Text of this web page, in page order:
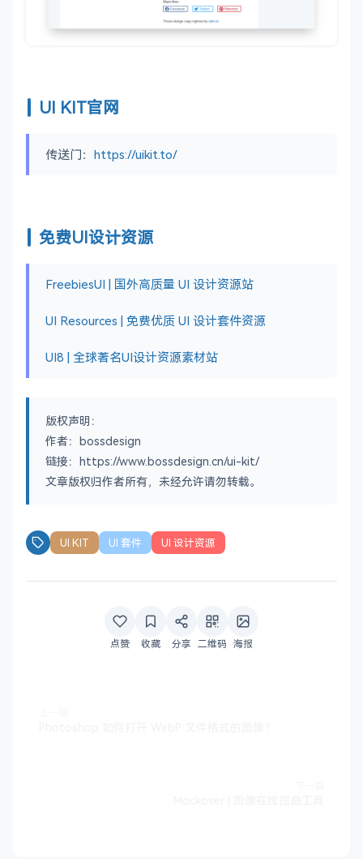
UI KIT官网
传送门： https://uikit.to/
免费UI设计资源
FreebiesUI | 国外高质量 UI 设计资源站
UI Resources | 免费优质 UI 设计套件资源
UI8 | 全球著名UI设计资源素材站
版权声明：
作者：bossdesign
链接：https://www.bossdesign.cn/ui-kit/
文章版权归作者所有，未经允许请勿转载。
UI KIT UI 套件 UI 设计资源
点赞 收藏 分享 二维码 海报